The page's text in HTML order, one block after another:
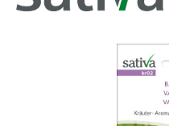
Bildergalerie überspringen